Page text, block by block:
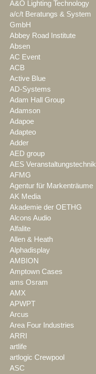
A&O Lighting Technology
a/c/t Beratungs & System
GmbH
Abbey Road Institute
Absen
AC Event
ACB
Active Blue
AD-Systems
Adam Hall Group
Adamson
Adapoe
Adapteo
Adder
AED group
AES Veranstaltungstechnik
AFMG
Agentur für Markenträume
AK Media
Akademie der OETHG
Alcons Audio
Alfalite
Allen & Heath
Alphadisplay
AMBION
Amptown Cases
ams Osram
AMX
APWPT
Arcus
Area Four Industries
ARRI
artlife
artlogic Crewpool
ASC